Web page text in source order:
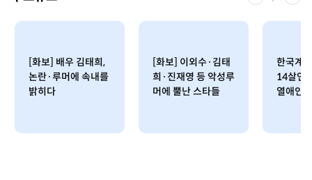
[화보] 배우 김태희,
논란·루머에 속내를
밝히다
[화보] 이외수·김태
희·진재영 등 악성루
머에 뿔난 스타들
한국계
14살연
열애인정